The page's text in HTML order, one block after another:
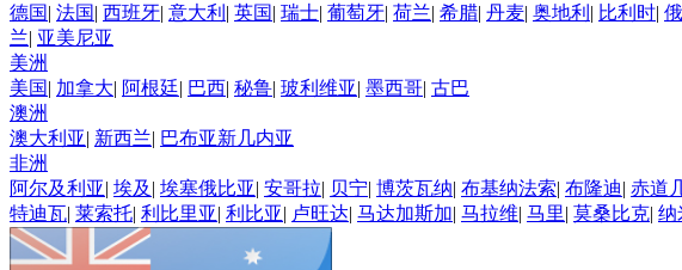
德国| 法国| 西班牙| 意大利 | 英国| 瑞士| 葡萄牙| 荷兰| 希腊| 丹麦| 奥地利 | 比利时|
兰| 亚美尼亚
美洲
美国| 加拿大| 阿根廷| 巴西| 秘鲁| 玻利维亚| 墨西哥| 古巴
澳洲
澳大利亚| 新西兰| 巴布亚新几内亚
非洲
阿尔及利亚| 埃及 | 埃塞俄比亚| 安哥拉| 贝宁| 博茨瓦纳| 布基纳法索| 布隆迪| 赤道
特迪瓦| 莱索托| 利比里亚| 利比亚| 卢旺达| 马达加斯加| 马拉维| 马里| 莫桑比克| 纳